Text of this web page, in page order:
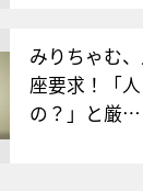
みりちゃむ
座要求！「
の？」と厳…